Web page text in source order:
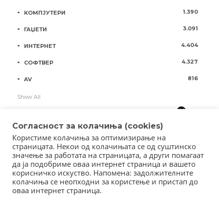
КОМПЈУТЕРИ 1.390
ГАЏЕТИ 3.091
ИНТЕРНЕТ 4.404
СОФТВЕР 4.327
AV 816
Show All
Copyright © 2018 - Member of IAB Macedonia
Согласност за колачиња (cookies)
Користиме колачиња за оптимизирање на
страницата. Некои од колачињата се од суштинско
значење за работата на страницата, а други помагаат
да ја подобриме оваа интернет страница и вашето
корисничко искуство. Напомена: задолжителните
колачиња се неопходни за користење и пристап до
оваа интернет страница.